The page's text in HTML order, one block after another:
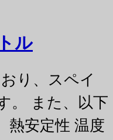
ル
り、スペイ
。 また、以下
熱安定性 温度